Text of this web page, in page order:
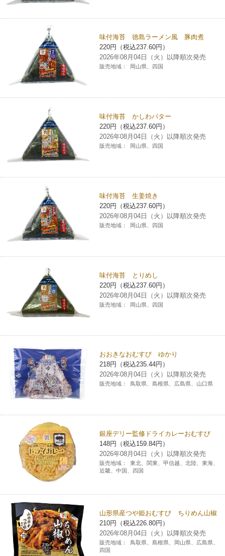
チケット
プリペイドサービス
スポーツ振興くじ
学び・教育
各種料金のお支払い
スマホプリペイド
レジでApple Accountにチャージ
コインランドリー（店舗限定）
宅配ロッカー（店舗限定）
モバイルバッテリーシェアリング（店舗限定）
モバイルWi-Fiバッテリーシェアリング（店舗限定）
荷物預かりサービス「ecbocloakエクボクローク」（店舗限定）
パウダースペース ラブン（店舗限定）
ソフトバンクギフト
CNプレイガイド
売上高、店舗数推移
セブン‐イレブンの海外事業
セブン‐イレブンの「商品力」
セブン-イレブンの横顔
セブン-イレブンの歴史
サステナビリティニュース
サステナビリティレポート
English (Services)
中文[繁體字](服務)
简体中文(服务)
한국어(서비스)
ภาษาไทย(บริการ)
味付海苔 徳島ラーメン風 豚肉煮
220円（税込237.60円）
2026年08月04日（火）以降順次発売
販売地域： 岡山県、四国
味付海苔 かしわバター
220円（税込237.60円）
2026年08月04日（火）以降順次発売
販売地域： 岡山県、四国
味付海苔 生姜焼き
220円（税込237.60円）
2026年08月04日（火）以降順次発売
販売地域： 岡山県、四国
味付海苔 とりめし
220円（税込237.60円）
2026年08月04日（火）以降順次発売
販売地域： 岡山県、四国
おおきなおむすび ゆかり
218円（税込235.44円）
2026年08月04日（火）以降順次発売
販売地域： 鳥取県、島根県、広島県、山口県
銀座デリー監修ドライカレーおむすび
148円（税込159.84円）
2026年08月04日（火）以降順次発売
販売地域：
東北、関東、甲信越、北陸、東海、
近畿、中国、四国
山形県産つや姫おむすび ちりめん山椒
210円（税込226.80円）
2026年08月04日（火）以降順次発売
販売地域：
鳥取県、島根県、岡山県、広島県、
四国